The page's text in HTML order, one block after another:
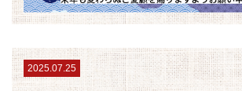
2025.07.25